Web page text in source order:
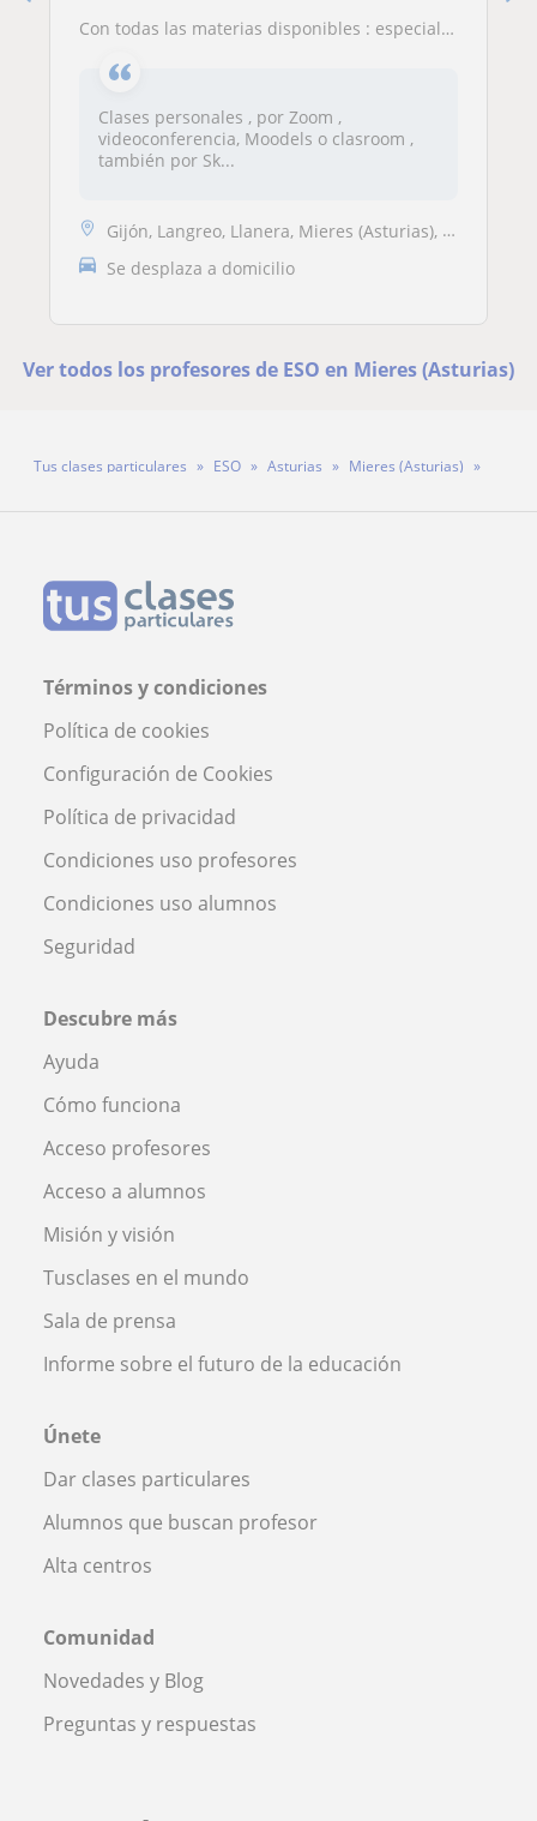
Con todas las materias disponibles : especializado en Historia
Clases personales , por Zoom ,
videoconferencia, Moodels o clasroom ,
también por Sk...
Gijón, Langreo, Llanera, Mieres (Asturias), Carreño, Oviedo
Se desplaza a domicilio
Ver todos los profesores de ESO en Mieres (Asturias)
Tus clases particulares ESO Asturias
Mieres (Asturias)
Términos y condiciones
Política de cookies
Configuración de Cookies
Política de privacidad
Condiciones uso profesores
Condiciones uso alumnos
Seguridad
Descubre más
Ayuda
Cómo funciona
Acceso profesores
Acceso a alumnos
Misión y visión
Tusclases en el mundo
Sala de prensa
Informe sobre el futuro de la educación
Únete
Dar clases particulares
Alumnos que buscan profesor
Alta centros
Comunidad
Novedades y Blog
Preguntas y respuestas